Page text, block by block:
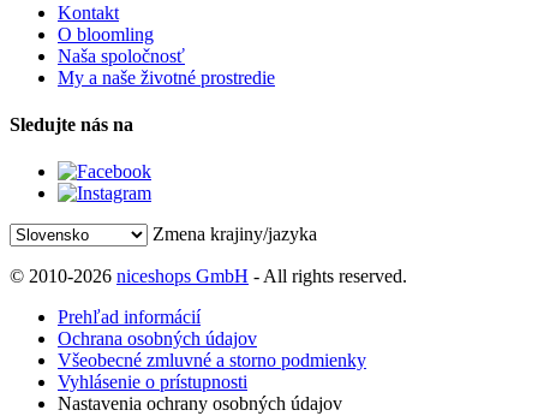
Kontakt
O bloomling
Naša spoločnosť
My a naše životné prostredie
Sledujte nás na
Zmena krajiny/jazyka
© 2010-2026 niceshops GmbH - All rights reserved.
Prehľad informácií
Ochrana osobných údajov
Všeobecné zmluvné a storno podmienky
Vyhlásenie o prístupnosti
Nastavenia ochrany osobných údajov